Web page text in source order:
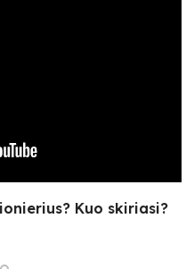
Kuo skiriasi?